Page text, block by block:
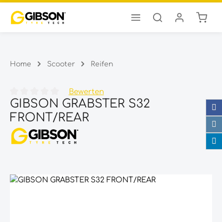
Zum Hauptinhalt springen
Home Scooter Reifen
Durchschnittliche Bewertung von 0 von 5 Sternen
Bewerten
GIBSON GRABSTER S32
FRONT/REAR
Bildergalerie überspringen